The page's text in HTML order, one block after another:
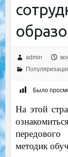
admin
Было
На этой
методик